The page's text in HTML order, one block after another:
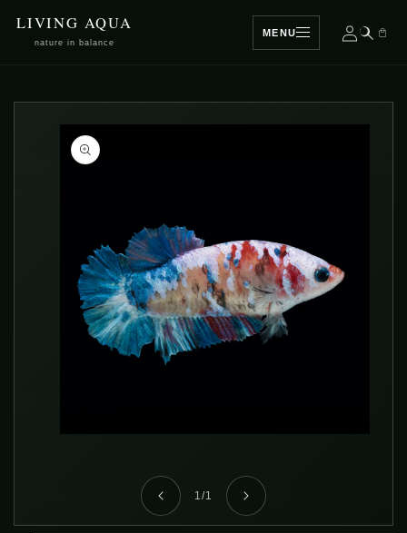
PARA O
LIVING AQUA
nature in balance
MENU
PARA A
INFORMAÇÃO
DO PRODUTO
1/de
1